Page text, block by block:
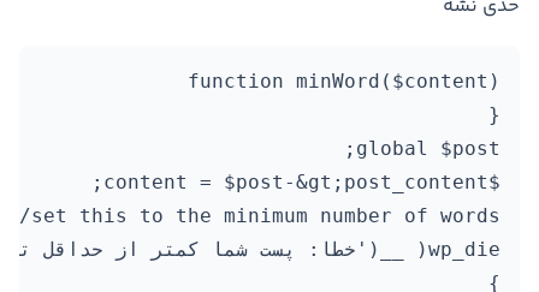
حدی نشه